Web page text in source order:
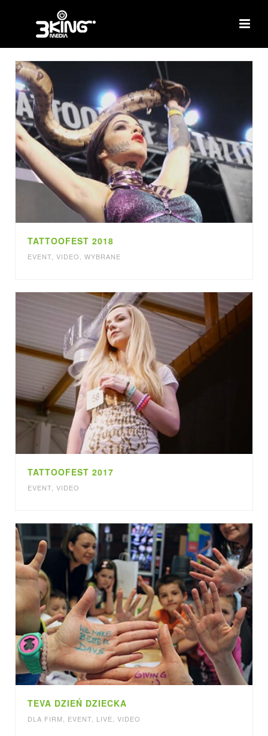
TATTOOFEST 2018
EVENT VIDEO WYBRANE
TATTOOFEST 2017
EVENT VIDEO
TEVA DZIEŃ DZIECKA
DLA FIRM EVENT LIVE VIDEO